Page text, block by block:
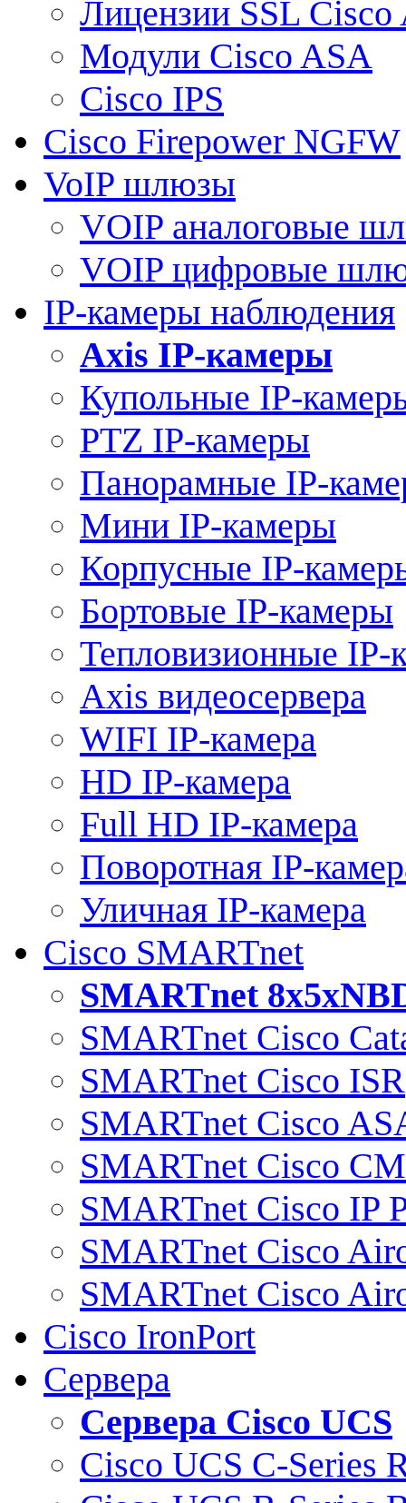
Лицензии SSL Cisco
Модули Cisco ASA
Cisco IPS
Cisco Firepower NGFW
VoIP шлюзы
VOIP аналоговые
VOIP цифровые
IP-камеры наблюдения
Axis IP-камеры
Купольные IP-
PTZ IP-камеры
Панорамные IP-
Мини IP-камеры
Корпусные IP-
Бортовые IP-камеры
Тепловизионные IP-
Axis видеосервера
WIFI IP-камера
HD IP-камера
Full HD IP-камера
Поворотная IP-
Уличная IP-камера
Cisco SMARTnet
SMARTnet
SMARTnet Cisco
SMARTnet Cisco ISR
SMARTnet Cisco
SMARTnet Cisco
SMARTnet Cisco IP
SMARTnet Cisco
SMARTnet Cisco
Cisco IronPort
Сервера
Сервера Cisco UCS
Cisco UCS C-Series